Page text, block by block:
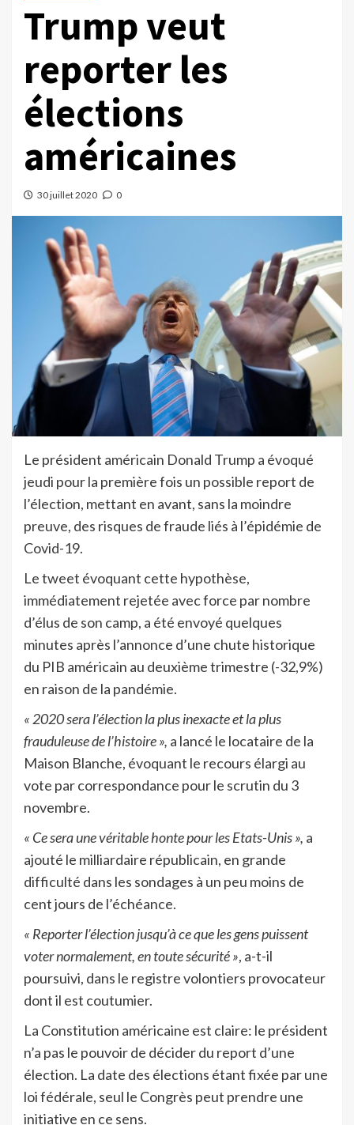
Trump veut
reporter les
élections
américaines
30 juillet 2020 0
Le président américain Donald Trump a évoqué
jeudi pour la première fois un possible report de
l’élection, mettant en avant, sans la moindre
preuve, des risques de fraude liés à l’épidémie de
Covid-19.
Le tweet évoquant cette hypothèse,
immédiatement rejetée avec force par nombre
d’élus de son camp, a été envoyé quelques
minutes après l’annonce d’une chute historique
du PIB américain au deuxième trimestre (-32,9%)
en raison de la pandémie.
« 2020 sera l’élection la plus inexacte et la plus
frauduleuse de l’histoire », a lancé le locataire de la
Maison Blanche, évoquant le recours élargi au
vote par correspondance pour le scrutin du 3
novembre.
« Ce sera une véritable honte pour les Etats-Unis », a
ajouté le milliardaire républicain, en grande
difficulté dans les sondages à un peu moins de
cent jours de l’échéance.
« Reporter l’élection jusqu’à ce que les gens puissent
voter normalement, en toute sécurité », a-t-il
poursuivi, dans le registre volontiers provocateur
dont il est coutumier.
La Constitution américaine est claire: le président
n’a pas le pouvoir de décider du report d’une
élection. La date des élections étant fixée par une
loi fédérale, seul le Congrès peut prendre une
initiative en ce sens.